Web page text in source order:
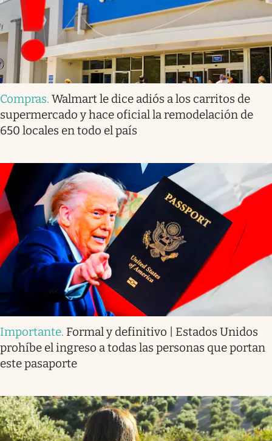
Compras. Walmart le dice adiós a los carritos de
supermercado y hace oficial la remodelación de
650 locales en todo el país
Importante. Formal y definitivo | Estados Unidos
prohíbe el ingreso a todas las personas que portan
este pasaporte